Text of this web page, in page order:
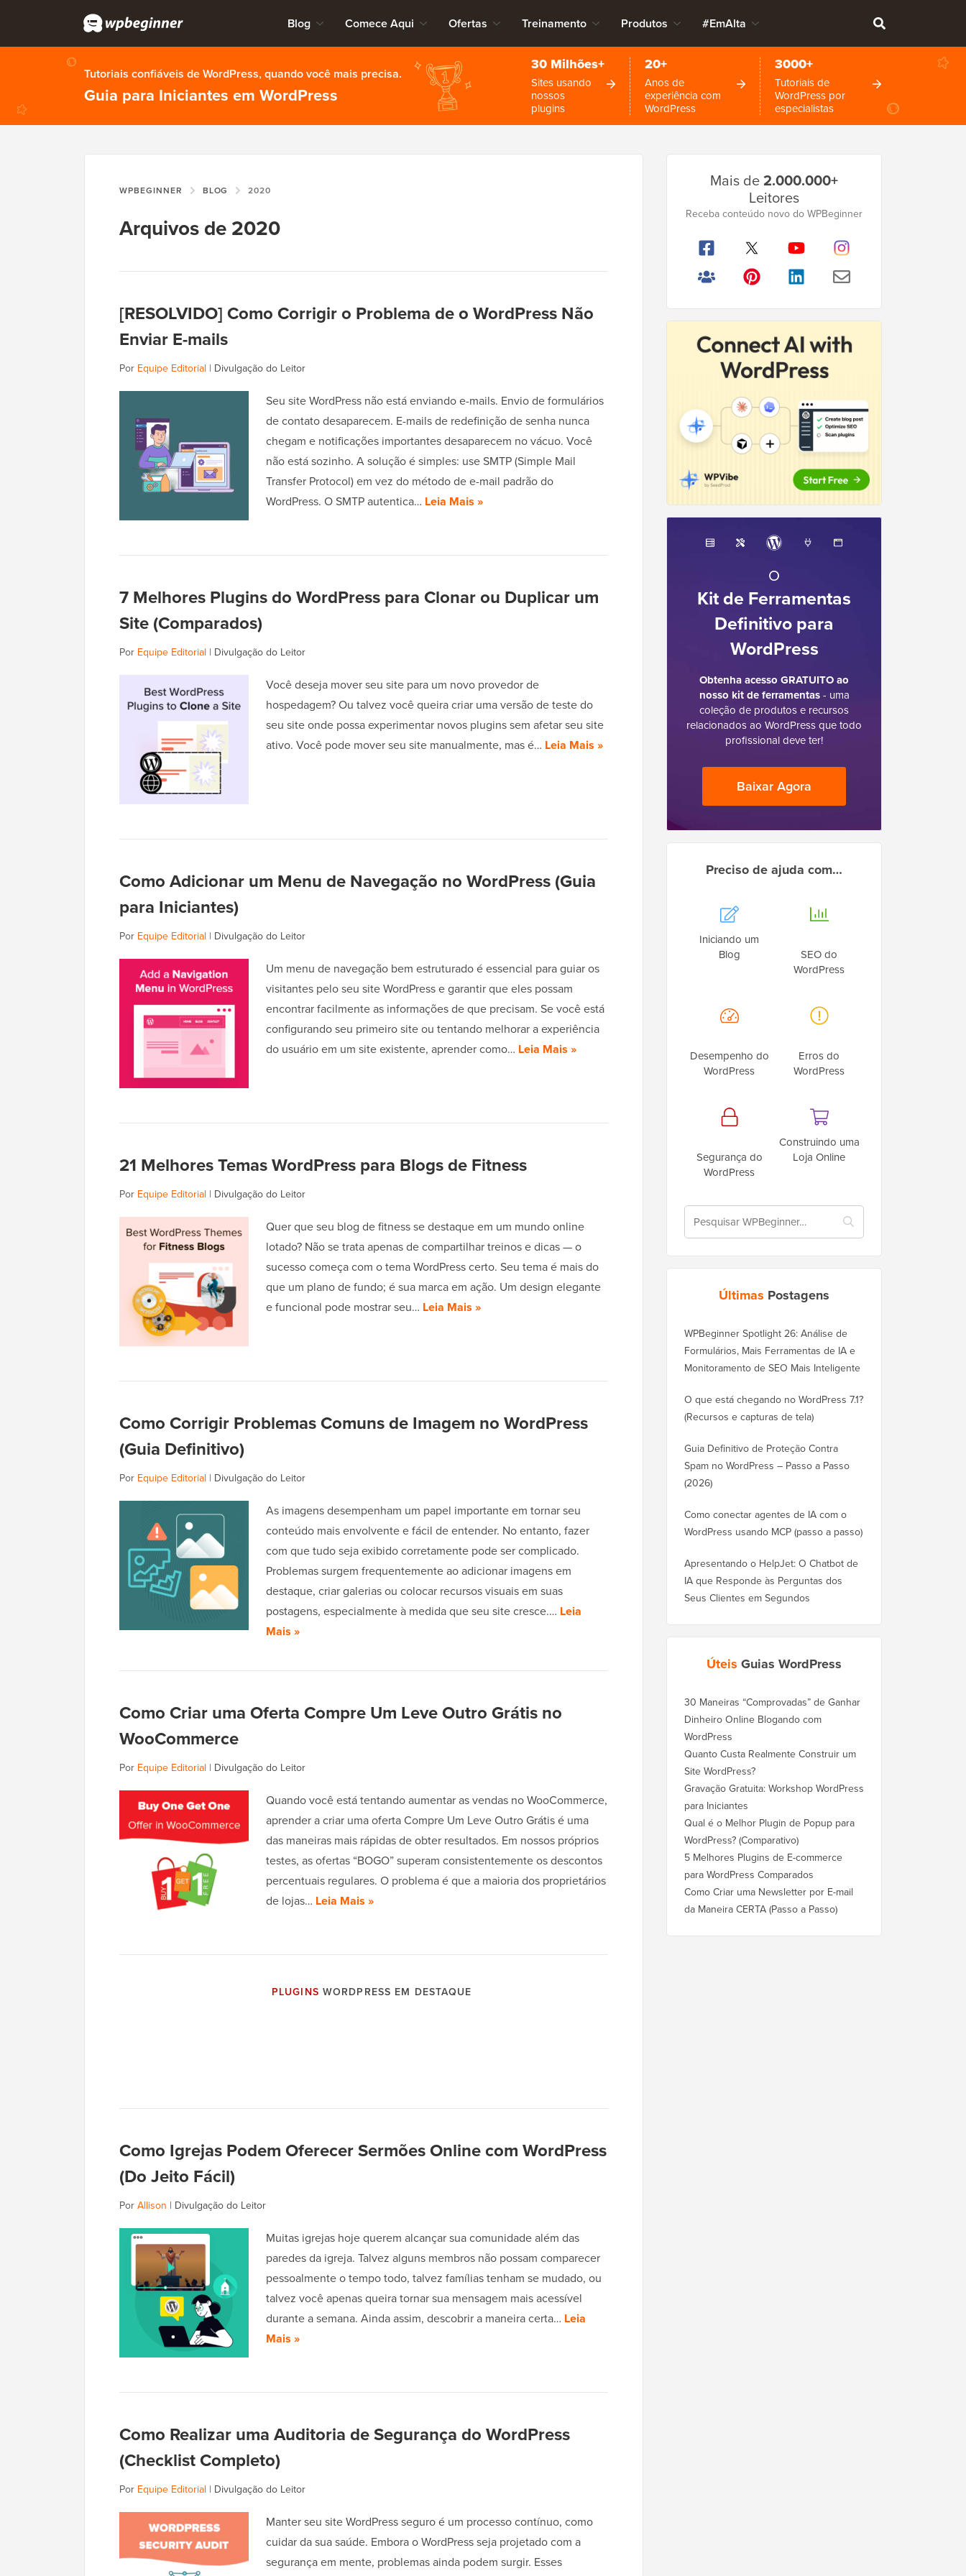
Blog Comece Aqui Ofertas Treinamento Produtos #EmAlta
Tutoriais confiáveis de WordPress, quando você mais precisa.
Guia para Iniciantes em WordPress
30 Milhões+
Sites usando
nossos
plugins
20+
Anos de
experiência com
WordPress
3000+
Tutoriais de
WordPress por
especialistas
WPBEGINNER BLOG 2020
Arquivos de 2020
[RESOLVIDO] Como Corrigir o Problema de o WordPress Não
Enviar E-mails
Por Equipe Editorial | Divulgação do Leitor
Seu site WordPress não está enviando e-mails. Envio de formulários
de contato desaparecem. E-mails de redefinição de senha nunca
chegam e notificações importantes desaparecem no vácuo. Você
não está sozinho. A solução é simples: use SMTP (Simple Mail
Transfer Protocol) em vez do método de e-mail padrão do
WordPress. O SMTP autentica… Leia Mais »
7 Melhores Plugins do WordPress para Clonar ou Duplicar um
Site (Comparados)
Por Equipe Editorial | Divulgação do Leitor
Você deseja mover seu site para um novo provedor de
hospedagem? Ou talvez você queira criar uma versão de teste do
seu site onde possa experimentar novos plugins sem afetar seu site
ativo. Você pode mover seu site manualmente, mas é… Leia Mais »
Como Adicionar um Menu de Navegação no WordPress (Guia
para Iniciantes)
Por Equipe Editorial | Divulgação do Leitor
Um menu de navegação bem estruturado é essencial para guiar os
visitantes pelo seu site WordPress e garantir que eles possam
encontrar facilmente as informações de que precisam. Se você está
configurando seu primeiro site ou tentando melhorar a experiência
do usuário em um site existente, aprender como… Leia Mais »
21 Melhores Temas WordPress para Blogs de Fitness
Por Equipe Editorial | Divulgação do Leitor
Quer que seu blog de fitness se destaque em um mundo online
lotado? Não se trata apenas de compartilhar treinos e dicas — o
sucesso começa com o tema WordPress certo. Seu tema é mais do
que um plano de fundo; é sua marca em ação. Um design elegante
e funcional pode mostrar seu… Leia Mais »
Como Corrigir Problemas Comuns de Imagem no WordPress
(Guia Definitivo)
Por Equipe Editorial | Divulgação do Leitor
As imagens desempenham um papel importante em tornar seu
conteúdo mais envolvente e fácil de entender. No entanto, fazer
com que tudo seja exibido corretamente pode ser complicado.
Problemas surgem frequentemente ao adicionar imagens em
destaque, criar galerias ou colocar recursos visuais em suas
postagens, especialmente à medida que seu site cresce.… Leia
Mais »
Como Criar uma Oferta Compre Um Leve Outro Grátis no
WooCommerce
Por Equipe Editorial | Divulgação do Leitor
Quando você está tentando aumentar as vendas no WooCommerce,
aprender a criar uma oferta Compre Um Leve Outro Grátis é uma
das maneiras mais rápidas de obter resultados. Em nossos próprios
testes, as ofertas “BOGO” superam consistentemente os descontos
percentuais regulares. O problema é que a maioria dos proprietários
de lojas… Leia Mais »
PLUGINS WORDPRESS EM DESTAQUE
Como Igrejas Podem Oferecer Sermões Online com WordPress
(Do Jeito Fácil)
PorAllison | Divulgação do Leitor
Muitas igrejas hoje querem alcançar sua comunidade além das
paredes da igreja. Talvez alguns membros não possam comparecer
pessoalmente o tempo todo, talvez famílias tenham se mudado, ou
talvez você apenas queira tornar sua mensagem mais acessível
durante a semana. Ainda assim, descobrir a maneira certa… Leia
Mais »
Como Realizar uma Auditoria de Segurança do WordPress
(Checklist Completo)
Por Equipe Editorial | Divulgação do Leitor
Manter seu site WordPress seguro é um processo contínuo, como
cuidar da sua saúde. Embora o WordPress seja projetado com a
segurança em mente, problemas ainda podem surgir. Esses
Lateral
Principal
Mais de2.000.000+
Leitores
Receba conteúdo novo do WPBeginner
O
Kit de Ferramentas
Definitivo para
WordPress
Obtenha acesso GRATUITO ao
nosso kit de ferramentas- uma
coleção de produtos e recursos
relacionados ao WordPress que todo
profissional deve ter!
Baixar Agora
Preciso de ajuda com…
Iniciando um
Blog
SEO do
WordPress
Desempenho do
WordPress
Erros do
WordPress
Segurança do
WordPress
Construindo uma
Loja Online
Últimas Postagens
WPBeginner Spotlight 26: Análise de
Formulários, Mais Ferramentas de IA e
Monitoramento de SEO Mais Inteligente
O que está chegando no WordPress 7.1?
(Recursos e capturas de tela)
Guia Definitivo de Proteção Contra
Spam no WordPress – Passo a Passo
(2026)
Como conectar agentes de IA com o
WordPress usando MCP (passo a passo)
Apresentando o HelpJet: O Chatbot de
IA que Responde às Perguntas dos
Seus Clientes em Segundos
Úteis Guias WordPress
30 Maneiras “Comprovadas” de Ganhar
Dinheiro Online Blogando com
WordPress
Quanto Custa Realmente Construir um
Site WordPress?
Gravação Gratuita: Workshop WordPress
para Iniciantes
Qual é o Melhor Plugin de Popup para
WordPress? (Comparativo)
5 Melhores Plugins de E-commerce
para WordPress Comparados
Como Criar uma Newsletter por E-mail
da Maneira CERTA (Passo a Passo)